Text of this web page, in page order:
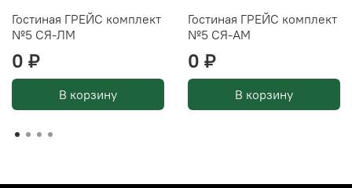
Гостиная ГРЕЙС комплект
№5 СЯ-ЛМ
0 ₽
В корзину
Гостиная ГРЕЙС комплект
№5 СЯ-АМ
0 ₽
В корзину